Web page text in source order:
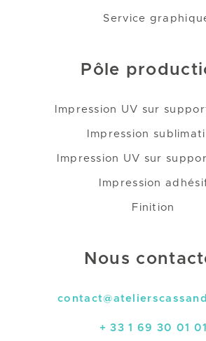
Service
Pôle
Impression UV sur
Impression
Impression UV sur
Impression
Finition
Nous
+ 33 1 69 30 01 01